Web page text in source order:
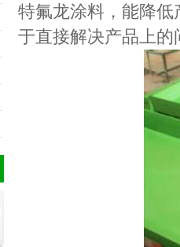
特氟龙涂料 ，能降
于直接解决产品上